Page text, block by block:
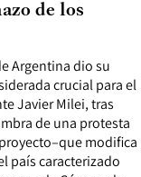
Argentina dio su
crucial para el
Javier Milei, tras
de una protesta
modifica
país caracterizado
de los